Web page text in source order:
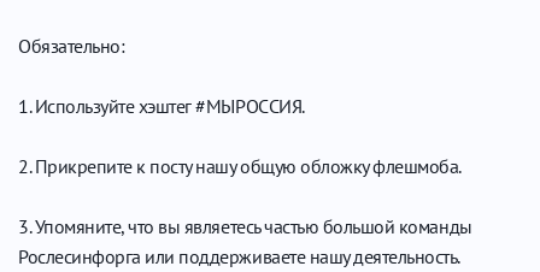
Обязательно:
1. Используйте хэштег #МЫРОССИЯ.
2. Прикрепите к посту нашу общую обложку флешмоба.
3. Упомяните, что вы являетесь частью большой команды
Рослесинфорга или поддерживаете нашу деятельность.